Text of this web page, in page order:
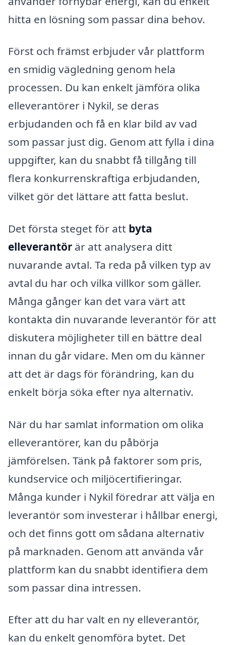
hitta en lösning som passar dina behov.
Först och främst erbjuder vår plattform
en smidig vägledning genom hela
processen. Du kan enkelt jämföra olika
elleverantörer i Nykil, se deras
erbjudanden och få en klar bild av vad
som passar just dig. Genom att fylla i dina
uppgifter, kan du snabbt få tillgång till
flera konkurrenskraftiga erbjudanden,
vilket gör det lättare att fatta beslut.
Det första steget för att byta
elleverantör är att analysera ditt
nuvarande avtal. Ta reda på vilken typ av
avtal du har och vilka villkor som gäller.
Många gånger kan det vara värt att
kontakta din nuvarande leverantör för att
diskutera möjligheter till en bättre deal
innan du går vidare. Men om du känner
att det är dags för förändring, kan du
enkelt börja söka efter nya alternativ.
När du har samlat information om olika
elleverantörer, kan du påbörja
jämförelsen. Tänk på faktorer som pris,
kundservice och miljöcertifieringar.
Många kunder i Nykil föredrar att välja en
leverantör som investerar i hållbar energi,
och det finns gott om sådana alternativ
på marknaden. Genom att använda vår
plattform kan du snabbt identifiera dem
som passar dina intressen.
Efter att du har valt en ny elleverantör,
kan du enkelt genomföra bytet. Det